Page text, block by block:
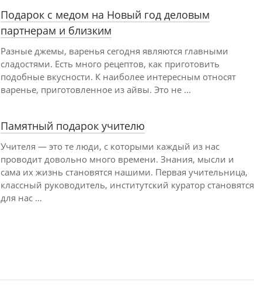
Подарок с медом на Новый год деловым
партнерам и близким
Разные джемы, варенья сегодня являются главными
сладостями. Есть много рецептов, как приготовить
подобные вкусности. К наиболее интересным относят
варенье, приготовленное из айвы. Это не …
Памятный подарок учителю
Учителя — это те люди, с которыми каждый из нас
проводит довольно много времени. Знания, мысли и
сама их жизнь становятся нашими. Первая учительница,
классный руководитель, институтский куратор становятся
для нас …